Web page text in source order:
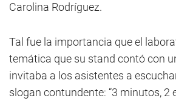
Carolina Rodríguez.
Tal fue la importancia que el
temática que su stand contó con
invitaba a los asistentes a
slogan contundente: “3 minutos, 2